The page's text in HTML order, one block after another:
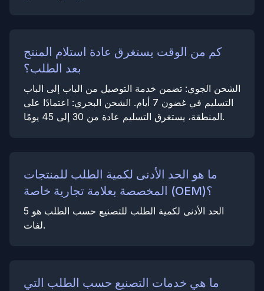
كم من الوقت يستغرق عادة استلام المنتج
بعد الطلب؟
الشحن الجوي: تضمن خدمة التوصيل من الباب إلى الباب
التسليم في غضون 7 أيام. الشحن البحري: اعتمادًا على
المنطقة، يستغرق التسليم عادة من 30 إلى 45 يومًا.
ما هو الحد الأدنى لكمية الطلب للمنتجات
المخصصة بعلامة تجارية خاصة (OEM)؟
الحد الأدنى لكمية الطلب للتصنيع حسب الطلب هو 5
لفات.
ما هي خدمات التصنيع حسب الطلب التي